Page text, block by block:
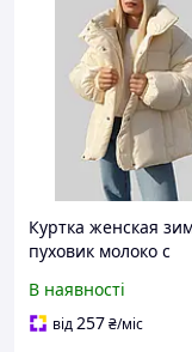
Куртка женская
пуховик молоко с
В наявності
від257₴/міс